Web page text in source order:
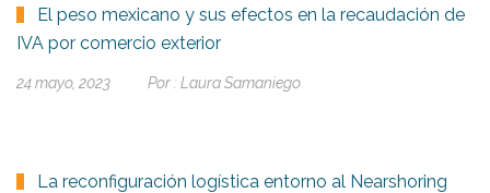
El peso mexicano y sus efectos en la recaudación de
IVA por comercio exterior
24 mayo, 2023 Por : Laura Samaniego
La reconfiguración logística entorno al Nearshoring